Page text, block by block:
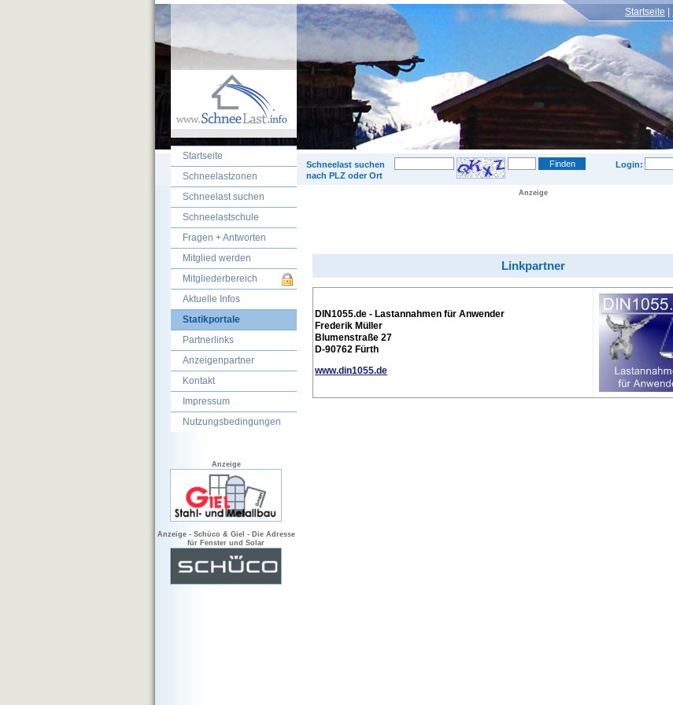
Startseite
Anzeige
Linkpartner
DIN1055.de - Lastannahmen für Anwender
Frederik Müller
Blumenstraße 27
D-90762 Fürth
www.din1055.de
Schneelast suchen
nach PLZ oder Ort
Login:
Startseite
Schneelastzonen
Schneelast suchen
Schneelastschule
Fragen + Antworten
Mitglied werden
Mitgliederbereich
Aktuelle Infos
Statikportale
Partnerlinks
Anzeigenpartner
Kontakt
Impressum
Nutzungsbedingungen
Anzeige
Anzeige - Schüco & Giel - Die Adresse
für Fenster und Solar
© 2009UAB "Baltic-Interblue"